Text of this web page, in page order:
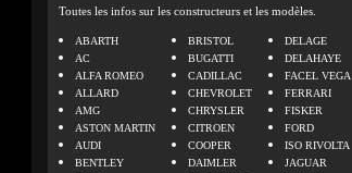
Toutes les infos sur les constructeurs et les modèles.
ABARTH
AC
ALFA ROMEO
ALLARD
AMG
ASTON MARTIN
AUDI
BENTLEY
BRISTOL
BUGATTI
CADILLAC
CHEVROLET
CHRYSLER
CITROEN
COOPER
DAIMLER
DELAGE
DELAHAYE
FACEL VEGA
FERRARI
FISKER
FORD
ISO RIVOLTA
JAGUAR